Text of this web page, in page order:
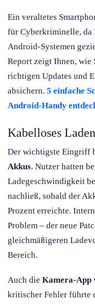
Ein veraltetes
für Cyberkriminelle, da
Android-Systemen
Report zeigt Ihnen, wie
richtigen Updates und
absichern. 5 einfache
Android-Handy
Kabelloses
Der wichtigste Eingriff
Akkus. Nutzer hatten
Ladegeschwindigkeit
nachließ, sobald der
Prozent erreichte.
Problem – der neue
gleichmäßigeren
Bereich.
Auch die Kamera-App
kritischer Fehler führte